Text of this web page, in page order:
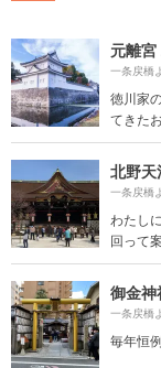
元離
一条戻橋
徳川家
てきた
北野天
一条戻橋
わたし
回って
御金神
一条戻橋
毎年恒